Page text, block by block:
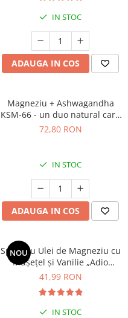
IN STOC
ADAUGA IN COS
Magneziu + Ashwagandha
KSM-66 - un duo natural care
susține calmul, somnul și
72,80 RON
IN STOC
ADAUGA IN COS
NOU
Spray cu Ulei de Magneziu cu
Mușețel și Vanilie „Adio
Stres”, 200 ml
41,99 RON
IN STOC